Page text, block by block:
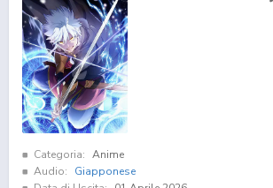
Categoria: Anime
Audio:
Giapponese